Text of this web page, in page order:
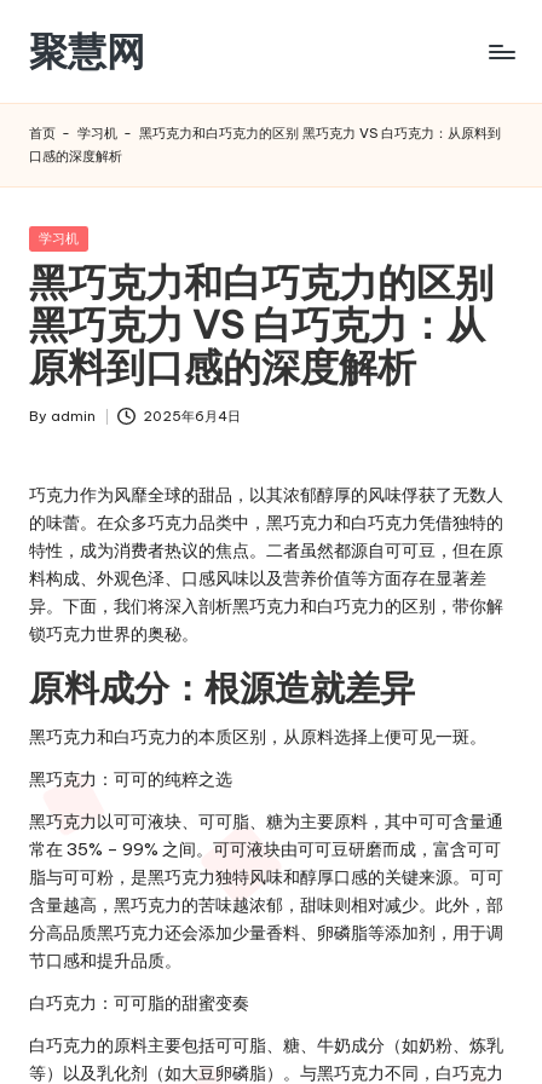
Skip
content
聚慧网
首页 - 学习机 - 黑巧克力和白巧克力的区别 黑巧克力 VS 白巧克力：从原料到
口感的深度解析​
Posted
学习机
黑巧克力和白巧克力的区别
黑巧克力 VS 白巧克力：从
原料到口感的深度解析​
Posted
By admin 2025年6月4日
巧克力作为风靡全球的甜品，以其浓郁醇厚的风味俘获了无数人
的味蕾。在众多巧克力品类中，黑巧克力和白巧克力凭借独特的
特性，成为消费者热议的焦点。二者虽然都源自可可豆，但在原
料构成、外观色泽、口感风味以及营养价值等方面存在显著差
异。下面，我们将深入剖析黑巧克力和白巧克力的区别，带你解
锁巧克力世界的奥秘。
原料成分：根源造就差异
黑巧克力和白巧克力的本质区别，从原料选择上便可见一斑。
黑巧克力：可可的纯粹之选
黑巧克力以可可液块、可可脂、糖为主要原料，其中可可含量通
常在 35% – 99% 之间。可可液块由可可豆研磨而成，富含可可
脂与可可粉，是黑巧克力独特风味和醇厚口感的关键来源。可可
含量越高，黑巧克力的苦味越浓郁，甜味则相对减少。此外，部
分高品质黑巧克力还会添加少量香料、卵磷脂等添加剂，用于调
节口感和提升品质。
白巧克力：可可脂的甜蜜变奏
白巧克力的原料主要包括可可脂、糖、牛奶成分（如奶粉、炼乳
等）以及乳化剂（如大豆卵磷脂）。与黑巧克力不同，白巧克力